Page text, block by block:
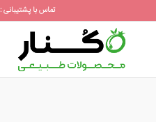
تماس با پشتیبانی : 2550 - 690 - 0919